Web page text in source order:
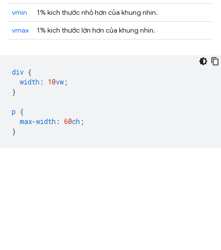
vmin
1% kích thước nhỏ hơn của khung nhìn.
vmax
1% kích thước lớn hơn của khung nhìn.
div {
width : 10vw ;
}
p {
max-width : 60ch ;
}